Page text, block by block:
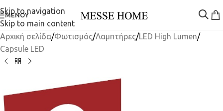
Skip to navigation
Skip to main content
ΜΕΝΟΎ
Αρχική σελίδα/Φωτισμός/Λαμπτήρες/LED High Lumen/
Capsule LED